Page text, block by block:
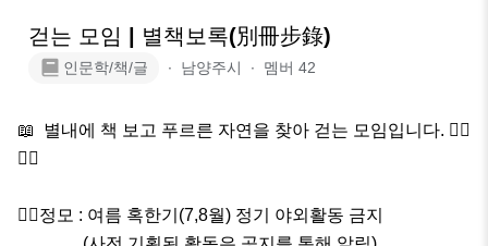
걷는 모임 | 별책보록(別冊步錄)
인문학/책/글 ∙ 남양주시 ∙ 멤버 42
📖  별내에 책 보고 푸르른 자연을 찾아 걷는 모임입니다. 🚶‍♀️
🚶‍♂️
🧍‍♂️정모 : 여름 혹한기(7,8월) 정기 야외활동 금지